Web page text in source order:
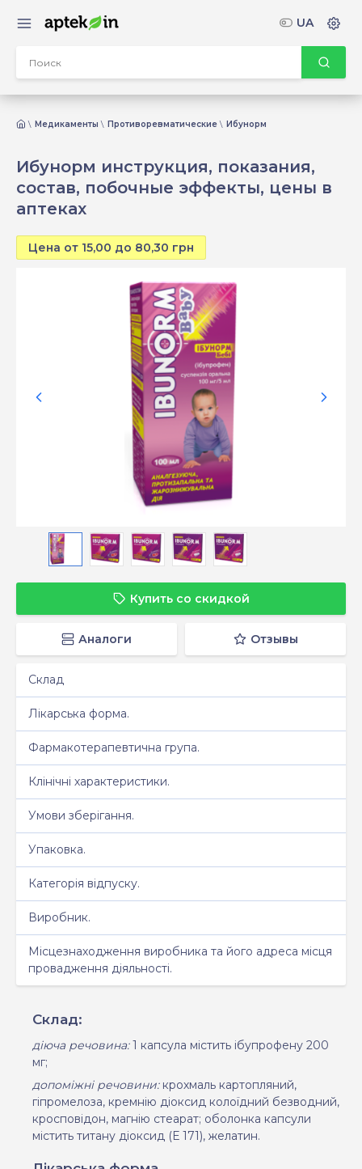
Медикаменты Противоревматические Ибунорм
Ибунорм инструкция, показания,
состав, побочные эффекты, цены в
аптеках
Цена от 15,00 до 80,30 грн
Купить со скидкой
Аналоги Отзывы
Склад
Лікарська форма.
Фармакотерапевтична група.
Клінічні характеристики.
Умови зберігання.
Упаковка.
Категорія відпуску.
Виробник.
Місцезнаходження виробника та його адреса місця
провадження діяльності.
Склад:
діюча речовина: 1 капсула містить ібупрофену 200
мг;
допоміжні речовини: крохмаль картопляний,
гіпромелоза, кремнію діоксид колоїдний безводний,
кросповідон, магнію стеарат; оболонка капсули
містить титану діоксид (Е 171), желатин.
UA